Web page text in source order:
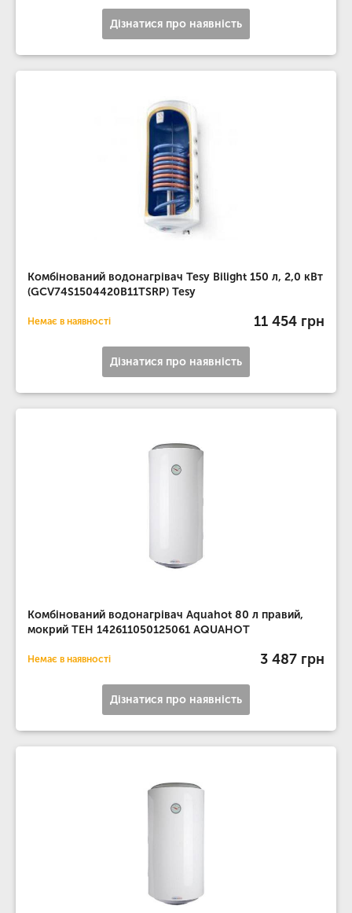
Дізнатися про наявність
Комбінований водонагрівач Tesy Bilight 150 л, 2,0 кВт
(GCV74S1504420B11TSRP) Tesy
Немає в наявності 11 454 грн
Дізнатися про наявність
Комбінований водонагрівач Aquahot 80 л правий,
мокрий ТЕН 142611050125061 AQUAHOT
Немає в наявності 3 487 грн
Дізнатися про наявність